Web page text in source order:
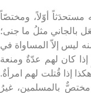
أوّلاً، ومختصّاً
بالجاني مثلُ ما جنى؛
ليس إلاّ المساواة في
كان لهم عدّةٌ ومنعة
إذا قُتلت لهم امرأةٌ.
بالمسلمين، غيرُ